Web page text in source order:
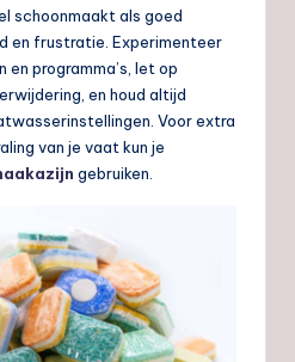
schoonmaakt als goed
en frustratie. Experimenteer
programma’s, let op
en houd altijd
Voor extra
van je vaat kun je
gebruiken.